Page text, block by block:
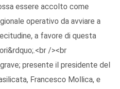
essere accolto come
operativo da avviare a
a favore di questa
/><br
presente il presidente del
Francesco Mollica, e